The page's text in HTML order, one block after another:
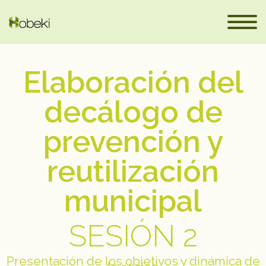
Elaboración del
decálogo de
prevención y
reutilización
municipal
SESIÓN 2
Presentación de los objetivos y dinámica de